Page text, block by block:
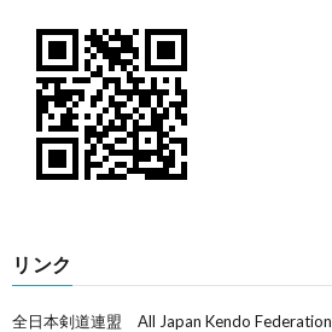
リンク
全日本剣道連盟 All Japan Kendo Federation